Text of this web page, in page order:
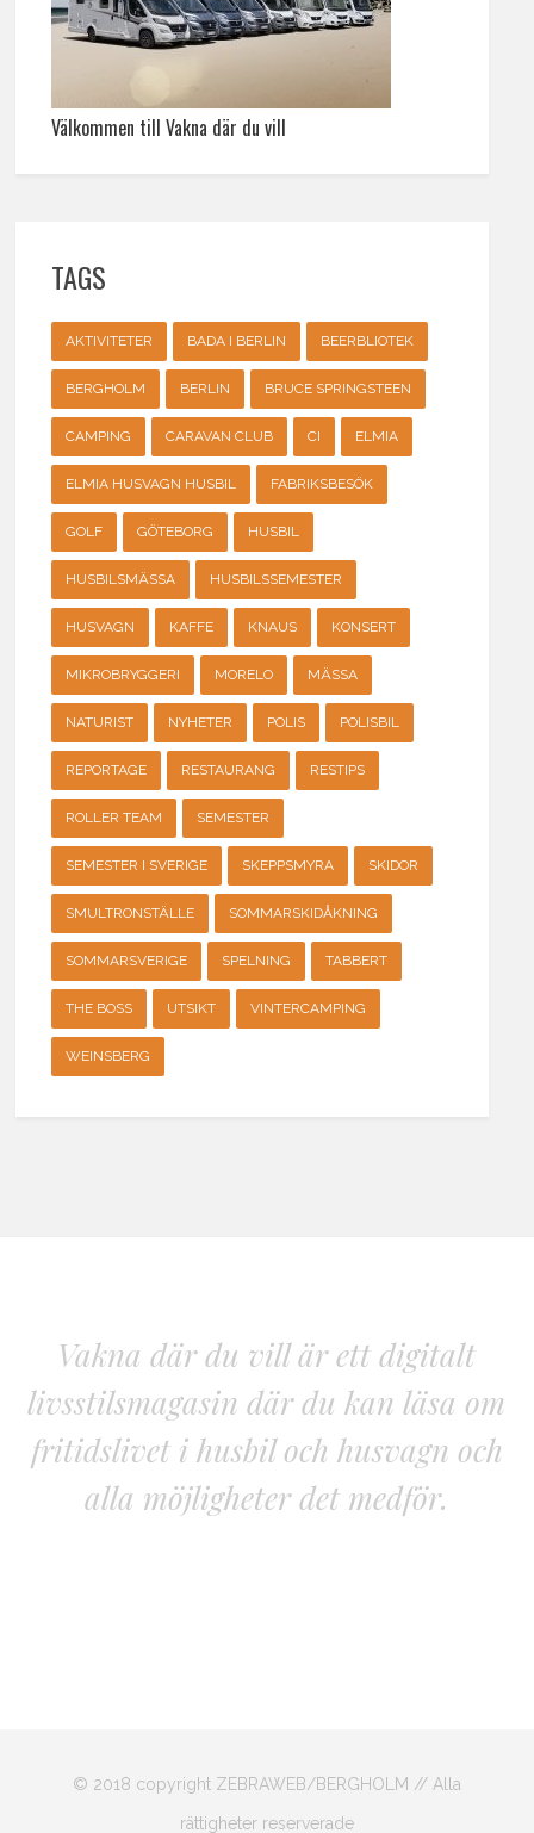
Välkommen till Vakna där du vill
TAGS
AKTIVITETER BADA I BERLIN BEERBLIOTEK
BERGHOLM BERLIN BRUCE SPRINGSTEEN
CAMPING CARAVAN CLUB CI ELMIA
ELMIA HUSVAGN HUSBIL FABRIKSBESÖK
GOLF GÖTEBORG HUSBIL
HUSBILSMÄSSA HUSBILSSEMESTER
HUSVAGN KAFFE KNAUS KONSERT
MIKROBRYGGERI MORELO MÄSSA
NATURIST NYHETER POLIS POLISBIL
REPORTAGE RESTAURANG RESTIPS
ROLLER TEAM SEMESTER
SEMESTER I SVERIGE SKEPPSMYRA SKIDOR
SMULTRONSTÄLLE SOMMARSKIDÅKNING
SOMMARSVERIGE SPELNING TABBERT
THE BOSS UTSIKT VINTERCAMPING
WEINSBERG
Vakna där du vill är ett digitalt
livsstilsmagasin där du kan läsa om
fritidslivet i husbil och husvagn och
alla möjligheter det medför.
© 2018 copyright ZEBRAWEB/BERGHOLM // Alla
rättigheter reserverade